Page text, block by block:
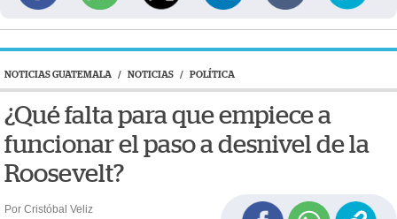
NOTICIAS GUATEMALA / NOTICIAS / POLÍTICA
¿Qué falta para que empiece a
funcionar el paso a desnivel de la
Roosevelt?
Por Cristóbal Veliz